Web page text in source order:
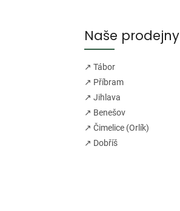
Naše prodejny
↗ Tábor
↗ Příbram
↗ Jihlava
↗ Benešov
↗ Čimelice (Orlík)
↗ Dobříš